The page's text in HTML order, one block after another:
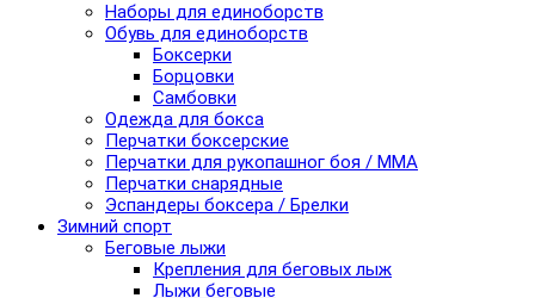
Наборы для единоборств
Обувь для единоборств
Боксерки
Борцовки
Самбовки
Одежда для бокса
Перчатки боксерские
Перчатки для рукопашног боя / ММА
Перчатки снарядные
Эспандеры боксера / Брелки
Зимний спорт
Беговые лыжи
Крепления для беговых лыж
Лыжи беговые